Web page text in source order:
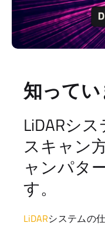
知って
LiDARシ
スキャン
ャンパタ
す。
LiDARシステムの